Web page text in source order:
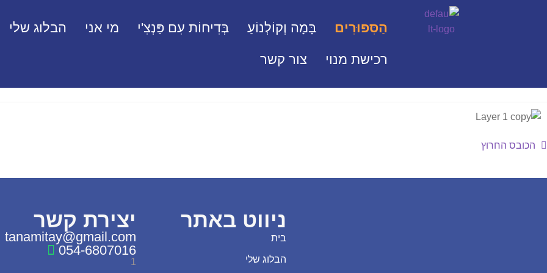
הַסִּפּוּרִים בָּמָה וְקוֹלְנוֹעַ בְּדִיחוֹת עִם פַּנְצִ'י מי אני הבלוג שלי
רכישת מנוי צור קשר
הכובס החרוץ
ניווט באתר
בית
הבלוג שלי
יצירת קשר
tanamitay@gmail.com
054-6807016
1